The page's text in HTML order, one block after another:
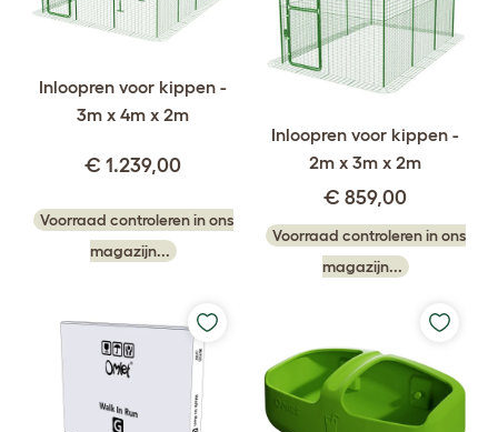
Inloopren voor kippen -
3m x 4m x 2m
€ 1.239,00
Voorraad controleren in ons
magazijn...
Inloopren voor kippen -
2m x 3m x 2m
€ 859,00
Voorraad controleren in ons
magazijn...